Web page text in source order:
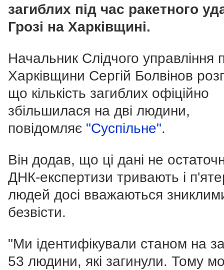
загиблих під час ракетного
Грозі на Харківщині.
Начальник Слідчого управління
Харківщини Сергій Болвінов
що кількість загиблих офіційно
збільшилася на дві людини,
повідомляє "Суспільне".
Він додав, що ці дані не
ДНК-експертизи тривають і
людей досі вважаються
безвісти.
"Ми ідентифікували станом на
53 людини, які загинули. Тому